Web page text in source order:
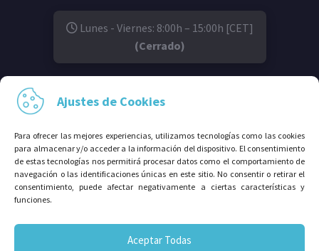
Ajustes de Cookies
Para ofrecer las mejores experiencias, utilizamos tecnologías como las cookies
para almacenar y/o acceder a la información del dispositivo. El consentimiento
de estas tecnologías nos permitirá procesar datos como el comportamiento de
navegación o las identificaciones únicas en este sitio. No consentir o retirar el
consentimiento, puede afectar negativamente a ciertas características y
funciones.
Aceptar Todas
Lunes - Viernes: 8:00h – 15:00h [CET]
(Cerrado)
© 2026⠀Grupo Avalco®. Todos los derechos